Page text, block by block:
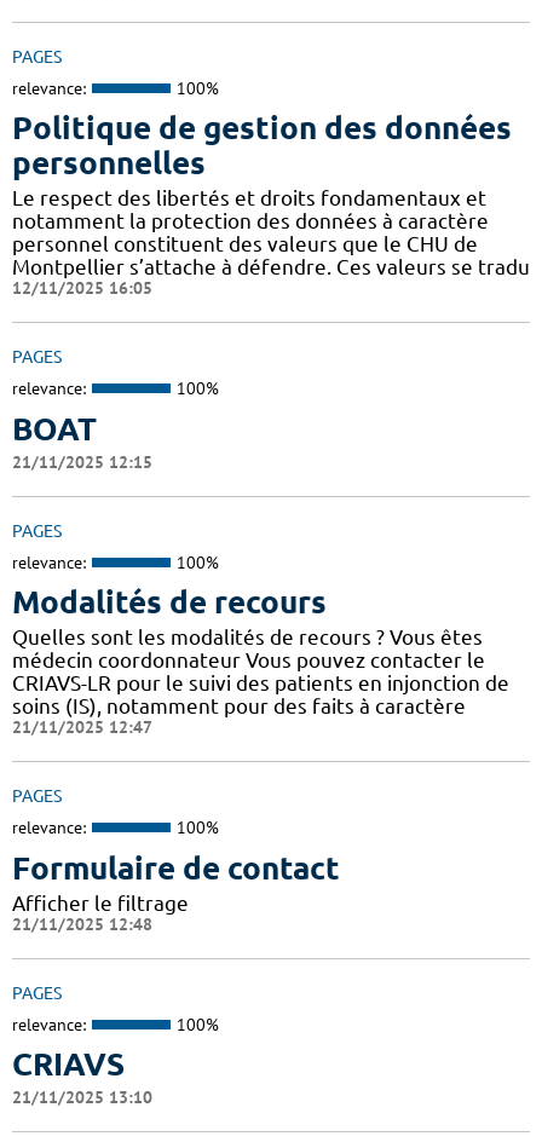
PAGES
relevance: 100%
Politique de gestion des données
personnelles
Le respect des libertés et droits fondamentaux et
notamment la protection des données à caractère
personnel constituent des valeurs que le CHU de
Montpellier s’attache à défendre. Ces valeurs se tradu
12/11/2025 16:05
PAGES
relevance: 100%
BOAT
21/11/2025 12:15
PAGES
relevance: 100%
Modalités de recours
Quelles sont les modalités de recours ? Vous êtes
médecin coordonnateur Vous pouvez contacter le
CRIAVS-LR pour le suivi des patients en injonction de
soins (IS), notamment pour des faits à caractère
21/11/2025 12:47
PAGES
relevance: 100%
Formulaire de contact
Afficher le filtrage
21/11/2025 12:48
PAGES
relevance: 100%
CRIAVS
21/11/2025 13:10